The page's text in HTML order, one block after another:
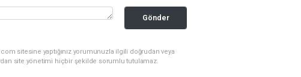
Gönder
sitesine yaptığınız yorumunuzla ilgili doğrudan veya
site yönetimi hiçbir şekilde sorumlu tutulamaz.